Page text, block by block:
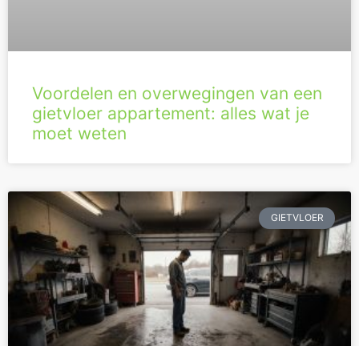
Voordelen en overwegingen van een
gietvloer appartement: alles wat je
moet weten
GIETVLOER